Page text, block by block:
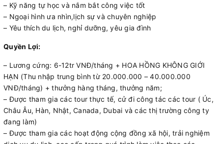
– Kỹ năng tự học và nắm bắt công việc tốt
– Ngoại hình ưa nhìn,lịch sự và chuyên nghiệp
– Yêu thích du lịch, nghỉ dưỡng, yêu gia đình
Quyền Lợi:
– Lương cứng: 6-12tr VNĐ/tháng + HOA HỒNG KHÔNG GIỚI
HẠN (Thu nhập trung bình từ 20.000.000 – 40.000.000
VNĐ/tháng) + thưởng hàng tháng, thưởng năm;
– Được tham gia các tour thực tế, cử đi công tác các tour ( Úc,
Châu Âu, Hàn, Nhật, Canada, Dubai và các thị trường công ty
đang làm)
– Được tham gia các hoạt động cộng đồng xã hội, trải nghiệm